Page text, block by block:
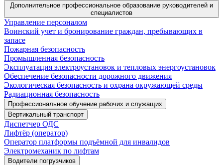
Дополнительное профессиональное образование руководителей и
специалистов
Управление персоналом
Воинский учет и бронирование граждан, пребывающих в
запасе
Пожарная безопасность
Промышленная безопасность
Эксплуатация электроустановок и тепловых энергоустановок
Обеспечение безопасности дорожного движения
Экологическая безопасность и охрана окружающей среды
Радиационная безопасность
Профессиональное обучение рабочих и служащих
Вертикальный транспорт
Диспетчер ОДС
Лифтёр (оператор)
Оператор платформы подъёмной для инвалидов
Электромеханик по лифтам
Водители погрузчиков